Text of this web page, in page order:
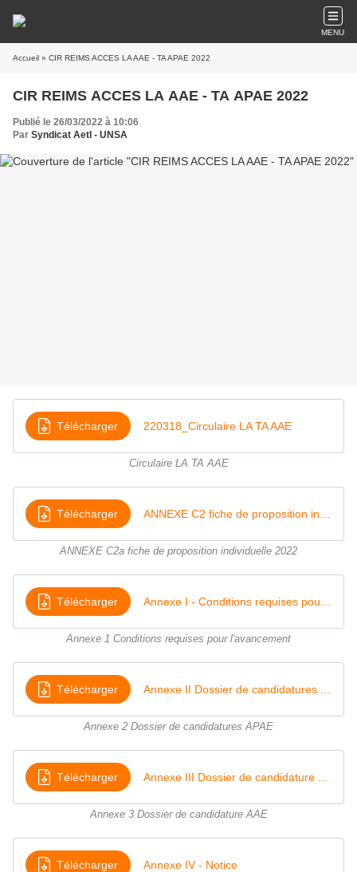
MENU
Accueil » CIR REIMS ACCES LA AAE - TA APAE 2022
CIR REIMS ACCES LA AAE - TA APAE 2022
Publié le 26/03/2022 à 10:06
Par Syndicat AetI - UNSA
Télécharger 220318_Circulaire LA TA AAE
Circulaire LA TA AAE
Télécharger
ANNEXE C2a fiche de proposition individuelle 2022
Télécharger
Annexe 1 Conditions requises pour l'avancement
Télécharger
Annexe 2 Dossier de candidatures APAE
Télécharger
Annexe 3 Dossier de candidature AAE
Télécharger Annexe IV - Notice